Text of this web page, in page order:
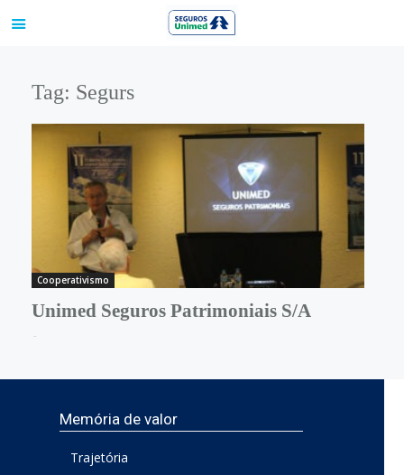
Tag: Segurs
Cooperativismo
Unimed Seguros Patrimoniais S/A
-
Memória de valor
Trajetória